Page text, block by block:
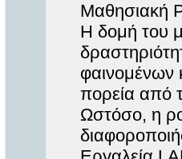
Μαθησιακή
Η δομή του
φαινομένων
πορεία από
Ωστόσο, η